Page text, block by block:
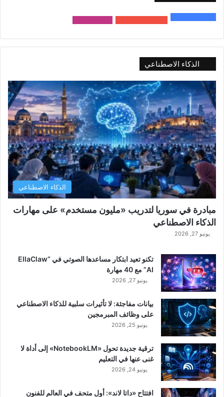
الذكاء الاصطناعي
الذكاء الاصطناعي
مبادرة في سوريا لتدريب «مليون مستخدم» على مهارات
الذكاء الاصطناعي
يونيو 27, 2026
تكنو تعيد ابتكار مساعدها الصوتي في “EllaClaw
AI” مع 40 مهارة
يونيو 27, 2026
بيانات مفاجئة: لا تأثيرات سلبية للذكاء الاصطناعي
على وظائف المبرمجين
يونيو 25, 2026
ترقية جديدة تحول «NotebookLM» إلى أداة لا
غنى عنها في التعليم
يونيو 24, 2026
افتتاح «داتا لاند»: أول متحف في العالم للفنون